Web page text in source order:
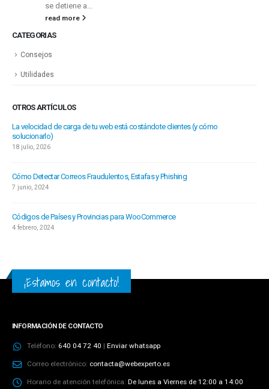
se detiene a...
read more
CATEGORIAS
Consejos
Utilidades
OTROS ARTÍCULOS
La velocidad de carga de tu web está costándote clientes (y cómo
solucionarlo)
18 julio, 2026
Cómo Detectar Correos Fraudulentos, Estafas y Phishing
7 junio, 2024
Códigos de Países y Provincias para WooCommerce
4 febrero, 2024
¡Estamos en contacto!
INFORMACIÓN DE CONTACTO
Teléfono: 640 04 72 40 | Enviar whatsapp
Correo electrónico: contacta@webexperto.es
Horario de atención telefónica: De lunes a Viernes de 12:00 a 14:00